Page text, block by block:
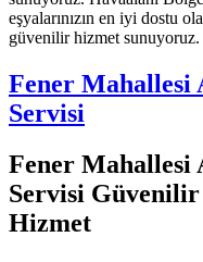
eşyalarınızın en iyi dostu
güvenilir hizmet sunuyoruz.
Fener Mahallesi
Servisi
Fener Mahallesi
Servisi
Hizmet